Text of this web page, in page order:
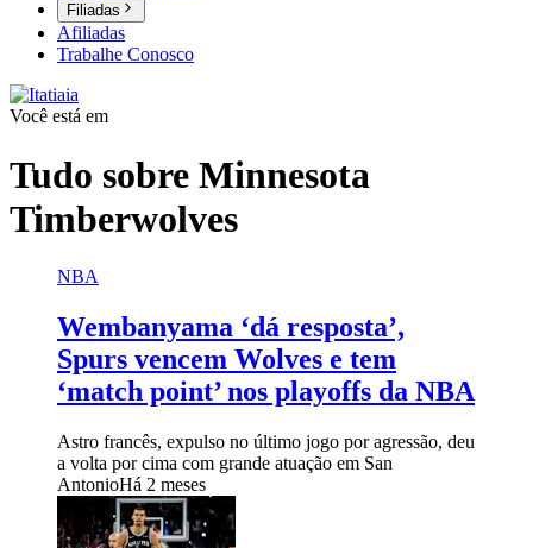
Filiadas
Afiliadas
Trabalhe Conosco
Você está em
Tudo sobre Minnesota
Timberwolves
NBA
Wembanyama ‘dá resposta’,
Spurs vencem Wolves e tem
‘match point’ nos playoffs da NBA
Astro francês, expulso no último jogo por agressão, deu
a volta por cima com grande atuação em San
AntonioHá 2 meses